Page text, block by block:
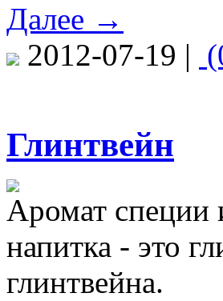
Далее →
2012-07-19 |
Глинтвейн
Аромат специи
напитка - это
глинтвейна.